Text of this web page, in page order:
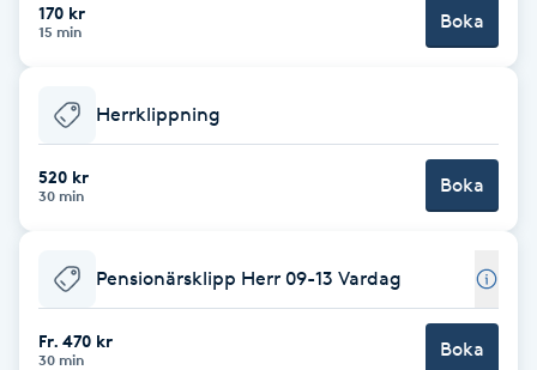
BIAB
Blowout
170 kr
15 min Boka
Herrklippning
520 kr
30 min Boka
Pensionärsklipp Herr 09-13 Vardag
Fr. 470 kr
30 min Boka